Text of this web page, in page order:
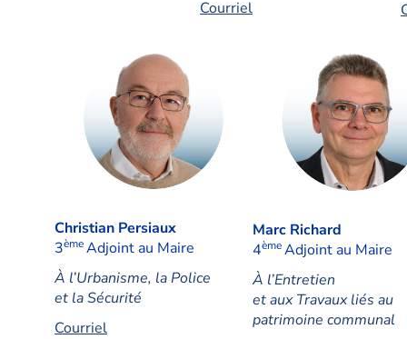
Courriel
Christian Persiaux
3èmeAdjoint au Maire
À l’Urbanisme, la Police
et la Sécurité
Courriel
Marc Richard
4èmeAdjoint au Maire
À l’Entretien
et aux Travaux liés au
patrimoine communal